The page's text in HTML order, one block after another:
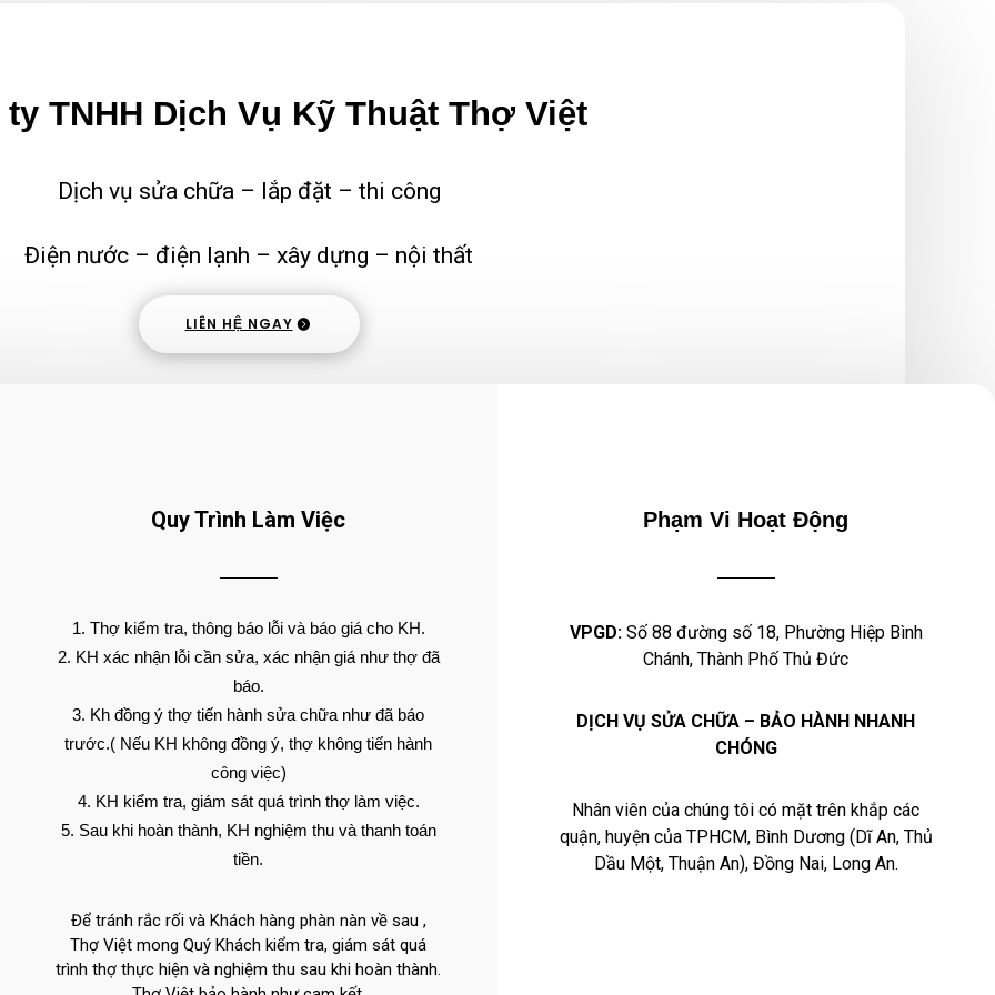
TNHH Dịch Vụ Kỹ Thuật Thợ Việt
Dịch vụ sửa chữa – lắp đặt – thi công
Điện nước – điện lạnh – xây dựng – nội thất
LIÊN HỆ NGAY
Quy Trình Làm Việc
Thợ kiểm tra, thông báo lỗi và báo giá cho KH.
KH xác nhận lỗi cần sửa, xác nhận giá như thợ đã
báo.
Kh đồng ý thợ tiến hành sửa chữa như đã báo
trước.( Nếu KH không đồng ý, thợ không tiến hành
công việc)
KH kiểm tra, giám sát quá trình thợ làm việc.
Sau khi hoàn thành, KH nghiệm thu và thanh toán
tiền.
Để tránh rắc rối và Khách hàng phàn nàn về sau ,
Thợ Việt mong Quý Khách kiểm tra, giám sát quá
trình thợ thực hiện và nghiệm thu sau khi hoàn thành.
Phạm Vi Hoạt Động
VPGD: Số 88 đường số 18, Phường Hiệp Bình
Chánh, Thành Phố Thủ Đức
DỊCH VỤ SỬA CHỮA – BẢO HÀNH NHANH
CHÓNG
Nhân viên của chúng tôi có mặt trên khắp các
quận, huyện của TPHCM, Bình Dương (Dĩ An, Thủ
Dầu Một, Thuận An), Đồng Nai, Long An.